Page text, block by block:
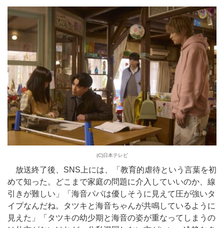
(C)日本テレビ
放送終了後、SNS上には、「教育的虐待という言葉を初
めて知った。どこまで家庭の問題に介入していいのか、線
引きが難しい」「海音パパは優しそうに見えて圧が強いタ
イプなんだね。タツキと海音ちゃんが共鳴しているように
見えた」「タツキの幼少期と海音の姿が重なってしまうの